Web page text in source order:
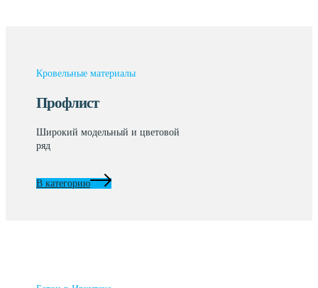
Кровельные материалы
Профлист
Широкий модельный и цветовой
ряд
В категорию